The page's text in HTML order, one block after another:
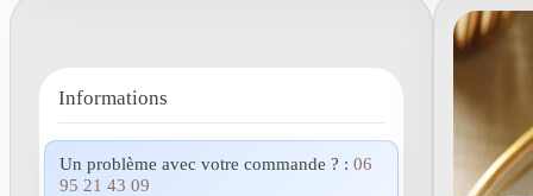
Informations
Un problème avec votre commande ? : 06
95 21 43 09